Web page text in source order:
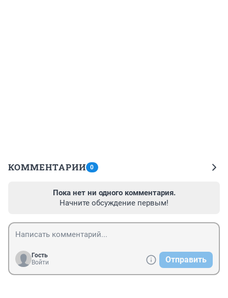
КОММЕНТАРИИ 0
Пока нет ни одного комментария.
Начните обсуждение первым!
Гость
Войти
Отправить